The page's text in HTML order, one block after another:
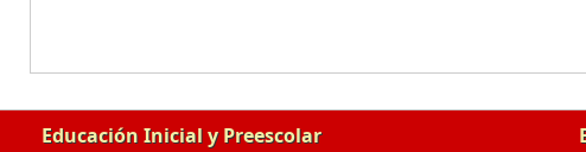
Educación Inicial y Preescolar